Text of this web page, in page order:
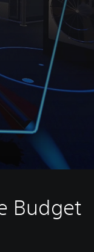
Budget